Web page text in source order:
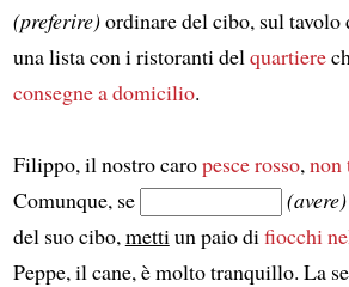
(preferire)ordinare del cibo, sul tavolo
una lista con i ristoranti del quartiere
consegne a domicilio.
Filippo, il nostro caropesce rosso, non
Comunque, se
(avere)
del suo cibo, metti un paio di fiocchi
Peppe, il cane, è molto tranquillo. La